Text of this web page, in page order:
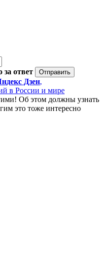
за ответ
Дзен,
в России и мире
Об этом должны узнать
это тоже интересно